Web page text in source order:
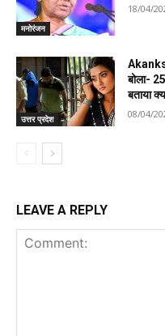
मनोरंजन
18/04/
उत्तर प्रदेश
बोला-
बताया
08/04/
LEAVE A REPLY